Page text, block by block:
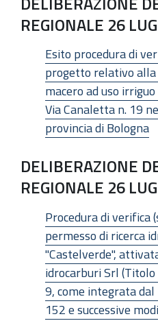
REGIONALE 26
Esito procedura di
progetto relativo
macero ad uso
Via Canaletta n. 19
provincia di Bologna
DELIBERAZIONE
REGIONALE 26
Procedura di verifica
permesso di ricerca
"Castelverde",
idrocarburi Srl
9, come integrata
152 e successive